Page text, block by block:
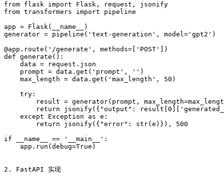
from flask import Flask, request, jsonify
from transformers import pipeline
app = Flask(__name__)
generator = pipeline('text-generation', model='gpt2')
@app.route('/generate', methods=['POST'])
def generate():
    data = request.json
    prompt = data.get('prompt', '')
    max_length = data.get('max_length', 50)
    try:
result = generator(prompt,
return jsonify({"output":
    except Exception as e:
        return jsonify({"error": str(e)}), 500
if __name__ == '__main__':
    app.run(debug=True)
2. FastAPI 实现